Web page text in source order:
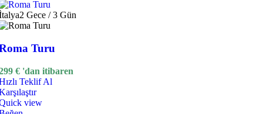
2 Gece / 3 Gün
Turu
€ 'dan itibaren
Teklif Al
view